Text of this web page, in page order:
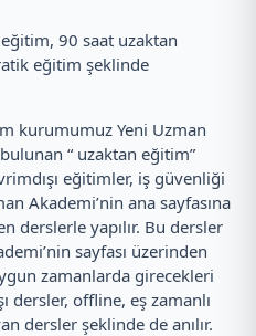
90 saat uzaktan
eğitim şeklinde
kurumumuz Yeni Uzman
“ uzaktan eğitim”
eğitimler, iş güvenliği
Akademi’nin ana sayfasına
derslerle yapılır. Bu dersler
sayfası üzerinden
zamanlarda girecekleri
dersler, offline, eş zamanlı
dersler şeklinde de anılır.